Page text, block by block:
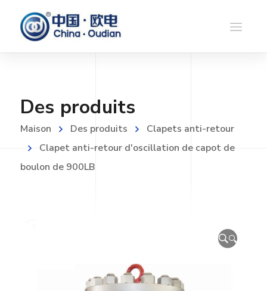
Des produits
Maison Des produits
Clapets anti-retour
Clapet anti-retour d'oscillation de capot de
boulon de 900LB
🔍